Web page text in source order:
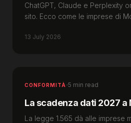
ChatGPT, Claude e Perplexity
sito. Ecco come le imprese di
13 July 2026
CONFORMITÀ ·5 min read
La scadenza dati 2027 a
La legge 1.565 dà alle imprese